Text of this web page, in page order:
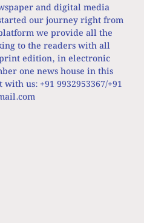
and digital media
our journey right from
we provide all the
to the readers with all
edition, in electronic
one news house in this
us: +91 9932953367/+91